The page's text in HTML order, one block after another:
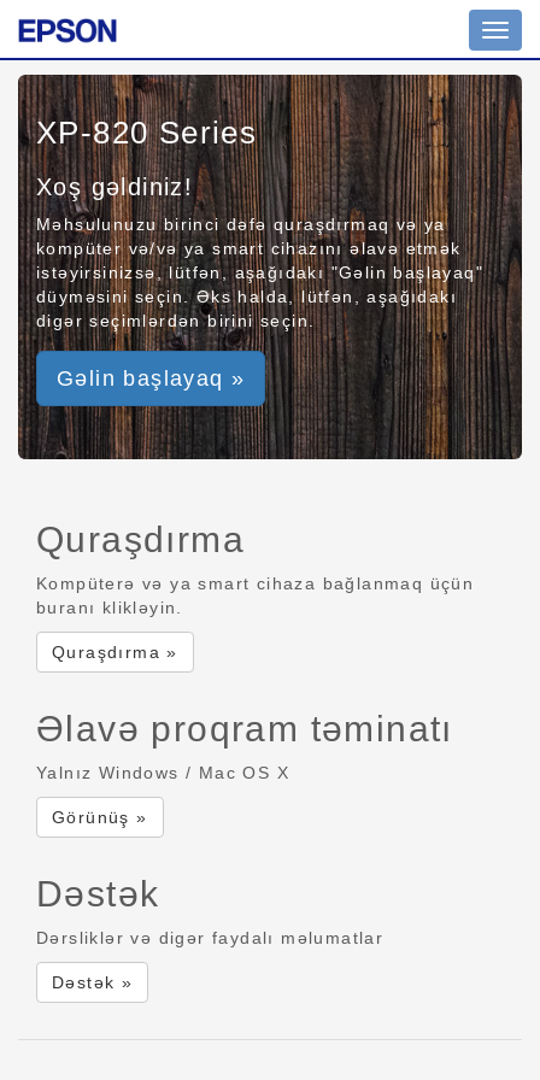
XP-820 Series
Xoş gəldiniz!
Məhsulunuzu birinci dəfə quraşdırmaq və ya
kompüter və/və ya smart cihazını əlavə etmək
istəyirsinizsə, lütfən, aşağıdakı "Gəlin başlayaq"
düyməsini seçin. Əks halda, lütfən, aşağıdakı
digər seçimlərdən birini seçin.
Gəlin başlayaq »
Quraşdırma
Kompüterə və ya smart cihaza bağlanmaq üçün
buranı klikləyin.
Quraşdırma »
Əlavə proqram təminatı
Yalnız Windows / Mac OS X
Görünüş »
Dəstək
Dərsliklər və digər faydalı məlumatlar
Dəstək »